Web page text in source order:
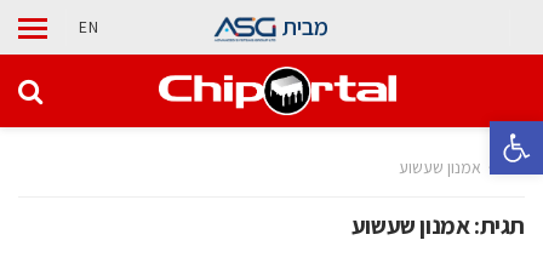
פתח סרגל נגישות
מבית EN
בית אמנון שעשוע
תגית:אמנון שעשוע